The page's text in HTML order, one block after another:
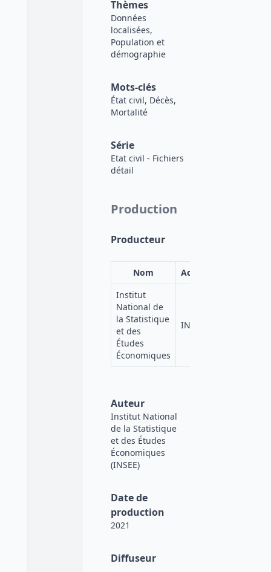
Thèmes
Données
localisées,
Population et
démographie
Mots-clés
État civil, Décès,
Mortalité
Série
Etat civil - Fichiers
détail
Production
Producteur
Nom
Acronyme
Institut
National de
la Statistique
et des
Études
Économiques
INSEE
Auteur
Institut National
de la Statistique
et des Études
Économiques
(INSEE)
Date de
production
2021
Diffuseur